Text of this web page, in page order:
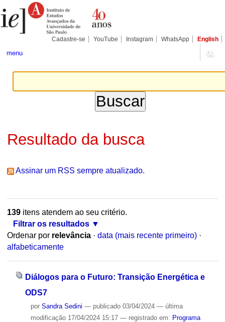
para
conteúdo.
Pessoais
Cadastre-se YouTube Instagram WhatsApp English
menu
Resultado da busca
Assinar um RSS sempre atualizado.
139itens atendem ao seu critério.
Filtrar os resultados
Ordenar por relevância · data (mais recente primeiro) ·
alfabeticamente
Diálogos para o Futuro: Transição Energética e
ODS7
por Sandra Sedini — publicado03/04/2024 — última
modificação17/04/2024 15:17 — registrado em: Programa